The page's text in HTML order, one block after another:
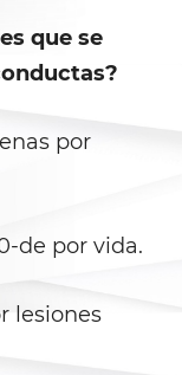
que se
por
de por vida.
lesiones